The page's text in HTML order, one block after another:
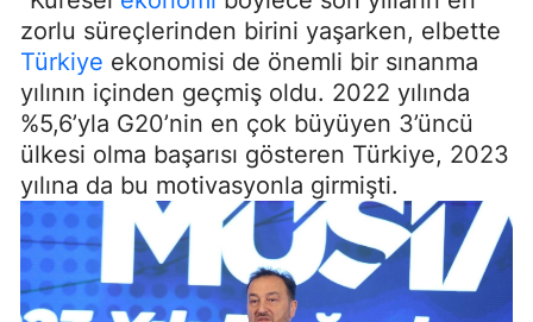
zorlu süreçlerinden birini yaşarken, elbette
Türkiye ekonomisi de önemli bir sınanma
yılının içinden geçmiş oldu. 2022 yılında
%5,6’yla G20’nin en çok büyüyen 3’üncü
ülkesi olma başarısı gösteren Türkiye, 2023
yılına da bu motivasyonla girmişti.